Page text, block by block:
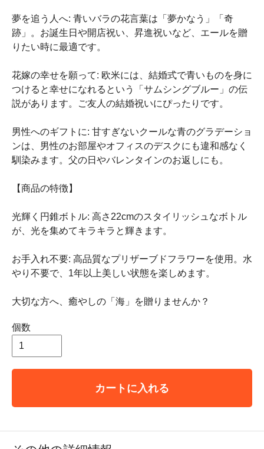
夢を追う人へ: 青いバラの花言葉は「夢かなう」「奇
跡」。お誕生日や開店祝い、昇進祝いなど、エールを贈
りたい時に最適です。
花嫁の幸せを願って: 欧米には、結婚式で青いものを身に
つけると幸せになれるという「サムシングブルー」の伝
説があります。ご友人の結婚祝いにぴったりです。
男性へのギフトに: 甘すぎないクールな青のグラデーショ
ンは、男性のお部屋やオフィスのデスクにも違和感なく
馴染みます。父の日やバレンタインのお返しにも。
【商品の特徴】
光輝く円錐ボトル: 高さ22cmのスタイリッシュなボトル
が、光を集めてキラキラと輝きます。
お手入れ不要: 高品質なプリザーブドフラワーを使用。水
やり不要で、1年以上美しい状態を楽しめます。
大切な方へ、癒やしの「海」を贈りませんか？
個数
カートに入れる